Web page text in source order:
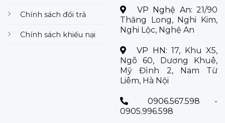
Chính sách đổi trả
Chính sách khiếu nại
VP Nghệ An: 21/90
Thăng Long, Nghi Kim,
Nghi Lộc, Nghệ An
VP HN:17, Khu X5,
Ngõ 60, Dương Khuê,
Mỹ Đình 2, Nam Từ
Liêm, Hà Nội
0906.567.598 -
0905.996.598